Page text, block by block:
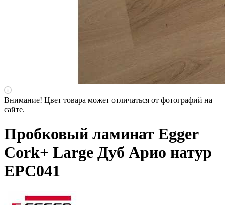
Внимание! Цвет товара может отличаться от фотографий на
сайте.
Пробковый ламинат Egger
Cork+ Large Дуб Арио натур
EPC041